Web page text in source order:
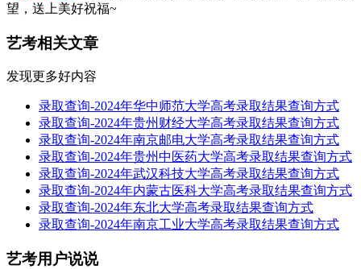
望，送上美好祝福~
艺考相关文章
发现更多好内容
录取查询-2024年华中师范大学高考录取结果查询方式
录取查询-2024年贵州财经大学高考录取结果查询方式
录取查询-2024年南京邮电大学高考录取结果查询方式
录取查询-2024年贵州中医药大学高考录取结果查询方式
录取查询-2024年武汉科技大学高考录取结果查询方式
录取查询-2024年内蒙古医科大学高考录取结果查询方式
录取查询-2024年东北大学高考录取结果查询方式
录取查询-2024年南京工业大学高考录取结果查询方式
艺考用户说说